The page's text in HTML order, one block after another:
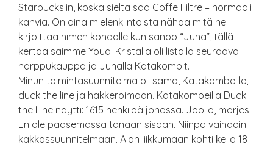
Starbucksiin, koska sieltä saa Coffe Filtre – normaali
kahvia. On aina mielenkiintoista nähdä mitä ne
kirjoittaa nimen kohdalle kun sanoo “Juha”, tällä
kertaa saimme Youa. Kristalla oli listalla seuraava
harppukauppa ja Juhalla Katakombit.
Minun toimintasuunnitelma oli sama, Katakombeille,
duck the line ja hakkeroimaan. Katakombeilla Duck
the Line näytti: 1615 henkilöä jonossa. Joo-o, morjes!
En ole pääsemässä tänään sisään. Niinpä vaihdoin
kakkossuunnitelmaan. Alan liikkumaan kohti kello 18